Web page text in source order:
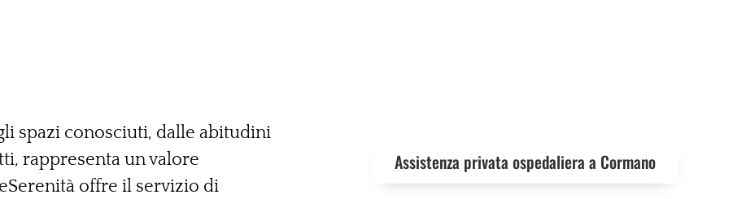
spazi conosciuti, dalle abitudini
rappresenta un valore
offre il servizio di
Assistenza privata ospedaliera a Cormano